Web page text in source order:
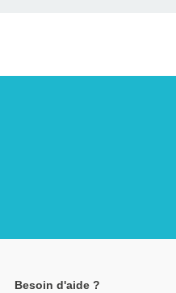
Besoin d'aide ?